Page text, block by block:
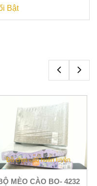
Bật
Xem
VNSLC 5305 XẺNG
Đồ chơi - đồ huấn luyện